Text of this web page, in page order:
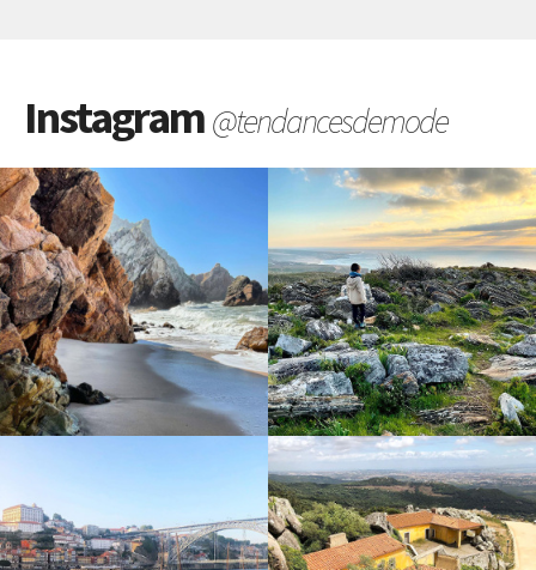
Instagram@tendancesdemode